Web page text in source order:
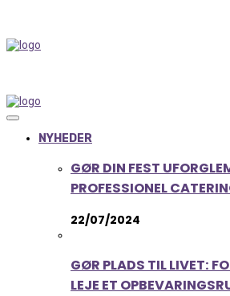
NYHEDER
GØR DIN FEST
PROFESSIONEL
22/07/2024
GØR PLADS TIL LIVET:
LEJE ET